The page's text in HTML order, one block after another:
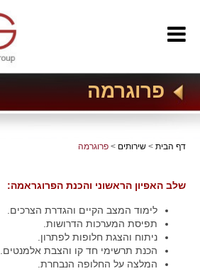
פרוגרמה
דף הבית > שירותים > פרוגרמה
שלב האפיון הראשוני והכנת הפרוגראמה:
לימוד המצב הקיים והגדרת הצרכים.
תפיסת המערכות הדרושות.
ניתוח והצגת חלופות לפתרון.
הכנת תרשימי חד קו והצבת אלמנטים.
המלצה על החלופה הנבחרת.